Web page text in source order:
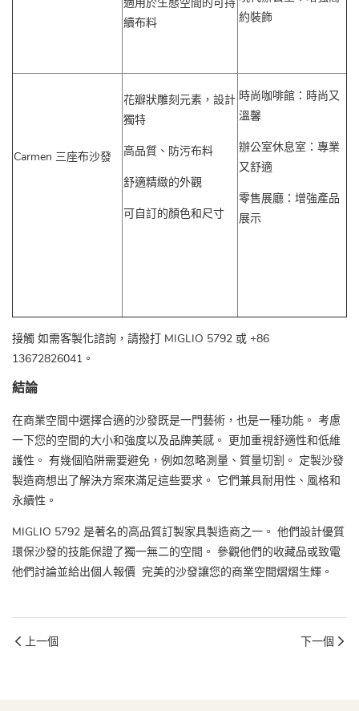
適用於生態空間的可持
續布料
約裝飾
Carmen 三座布沙發
花瓣狀雕刻元素，設計
獨特
高品質、防污布料
舒適精緻的外觀
可自訂的顏色和尺寸
時尚咖啡館：時尚又
溫馨
辦公室休息室：專業
又舒適
零售展廳：增強產品
展示
接觸 如需客製化諮詢，請撥打 MIGLIO 5792 或 +86
13672826041。
結論
在商業空間中選擇合適的沙發既是一門藝術，也是一種功能。 考慮
一下您的空間的大小和強度以及品牌美感。 更加重視舒適性和低維
護性。 有幾個陷阱需要避免，例如忽略測量、質量切割。 定製沙發
製造商想出了解決方案來滿足這些要求。 它們兼具耐用性、風格和
永續性。
MIGLIO 5792 是著名的高品質訂製家具製造商之一。 他們設計優質
環保沙發的技能保證了獨一無二的空間。 參觀他們的收藏品或致電
他們討論並給出個人報價 完美的沙發讓您的商業空間熠熠生輝。
上一個 下一個